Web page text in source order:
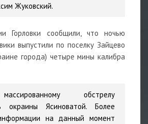
Жуковский.
Горловки сообщили, что ночью
выпустили по поселку Зайцево
города) четыре мины калибра
обстрелу
окраины Ясиноватой. Более
на данный момент